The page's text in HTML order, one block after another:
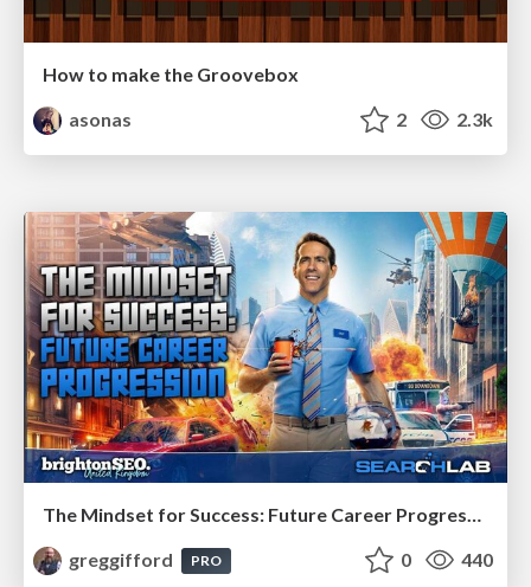
How to make the Groovebox
asonas
2 2.3k
The Mindset for Success: Future Career Progression
greggifford
PRO 0 440